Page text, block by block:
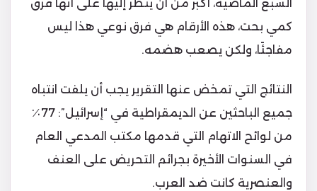
السبع الماضية، أكبر من أن يُنظر إليها على أنها فرق
كمي بحت، هذه الأرقام هي فرق نوعي هذا ليس
مفاجئًا، ولكن يصعب هضمه.
النتائج التي تمخض عنها التقرير يجب أن يلفت انتباه
جميع الباحثين عن الديمقراطية في “إسرائيل”: 77٪
من لوائح الاتهام التي قدمها مكتب المدعي العام
في السنوات الأخيرة بجرائم التحريض على العنف
والعنصرية كانت ضد العرب.